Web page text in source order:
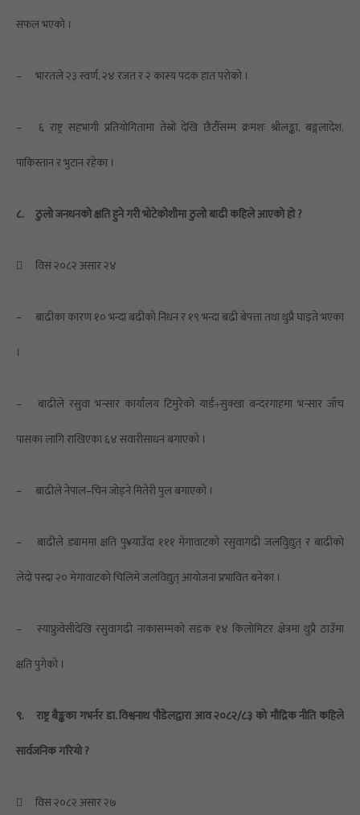
सफल भएको ।
– भारतले २३ स्वर्ण, २४ रजत र २ कास्य पदक हात परोको ।
–
६ राष्ट्र सहभागी प्रतियोगितामा तेस्रो देखि छैटौँसम्म क्रमशः श्रीलङ्का, बङ्गलादेश,
पाकिस्तान र भुटान रहेका ।
८. ठुलो जनधनको क्षति हुने गरी भोटेकोशीमा ठुलो बाढी कहिले आएको हो ?
 विसं २०८२ असार २४
–
बाढीका कारण १० भन्दा बढीको निधन र १९ भन्दा बढी बेपत्ता तथा थुप्रै घाइते भएका
।
–
बाढीले रसुवा भन्सार कार्यालय टिमुरेको यार्ड÷सुक्खा बन्दरगाहमा भन्सार जाँच
पासका लागि राखिएका ६४ सवारीसाधन बगाएको ।
– बाढीले नेपाल–चिन जोड्ने मितेरी पुल बगाएको ।
–
बाढीले ड्याममा क्षति पु¥याउँदा १११ मेगावाटको रसुवागढी जलविुद्युत् र बाढीको
लेदो पस्दा २० मेगावाटको चिलिमे जलविद्युत् आयोजना प्रभावित बनेका ।
–
स्याफ्रुवेसीदेखि रसुवागढी नाकासम्मको सडक १४ किलोमिटर क्षेत्रमा थुप्रै ठाउँमा
क्षति पुगेको ।
९.
राष्ट्र बैङ्कका गभर्नर डा. विश्वनाथ पौडेलद्वारा आव २०८२/८३ को मौद्रिक नीति कहिले
सार्वजनिक गरियो ?
 विसं २०८२ असार २७